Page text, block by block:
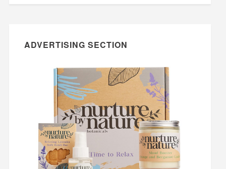
ADVERTISING SECTION